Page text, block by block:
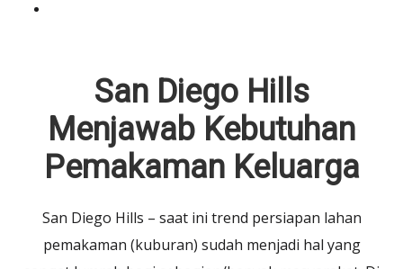
San Diego Hills
Menjawab Kebutuhan
Pemakaman Keluarga
San Diego Hills – saat ini trend persiapan lahan
pemakaman (kuburan) sudah menjadi hal yang